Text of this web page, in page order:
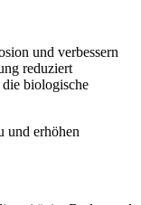
und verbessern
reduziert
biologische
und erhöhen